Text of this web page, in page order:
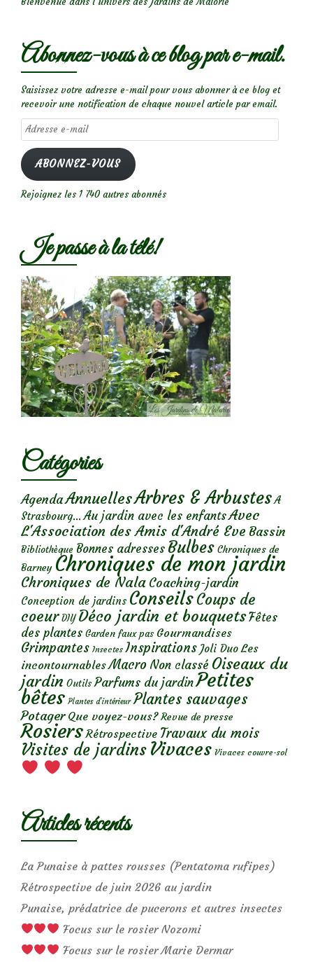
Abonnez-vous à ce blog par e-mail.
Saisissez votre adresse e-mail pour vous abonner à ce blog et
recevoir une notification de chaque nouvel article par email.
Adresse
e-
mail
ABONNEZ-VOUS
Rejoignez les 1 740 autres abonnés
Je passe à la télé!
Catégories
AgendaAnnuellesArbres & Arbustes A
Strasbourg... Au jardin avec les enfantsAvec
L'Association des Amis d'André Eve Bassin
Bibliothèque Bonnes adresses Bulbes Chroniques de
Barney Chroniques de mon jardin
Chroniques de Nala Coaching-jardin
Conception de jardins ConseilsCoups de
coeur DIY Déco jardin et bouquetsFêtes
des plantes Garden faux pas Gourmandises
Grimpantes Insectes Inspirations Joli Duo Les
incontournables Macro Non classé Oiseaux du
jardin Outils Parfums du jardinPetites
bêtes Plantes d’intérieur Plantes sauvages
Potager Que voyez-vous? Revue de presse
Rosiers Rétrospective Travaux du mois
Visites de jardins Vivaces Vivaces couvre-sol
Articles récents
La Punaise à pattes rousses (Pentatoma rufipes)
Rétrospective de juin 2026 au jardin
Punaise, prédatrice de pucerons et autres insectes
Focus sur le rosier Nozomi
Focus sur le rosier Marie Dermar